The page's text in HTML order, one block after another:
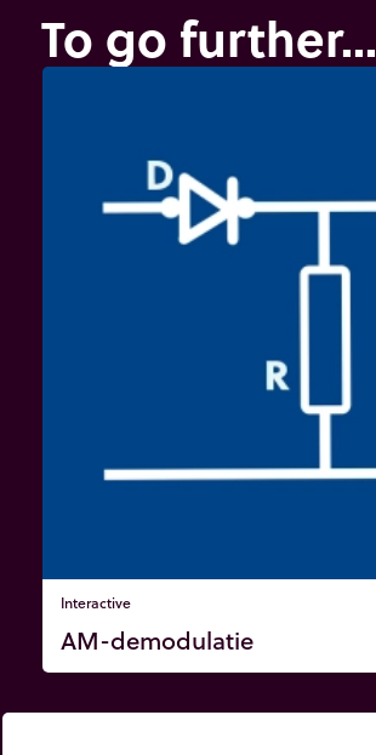
To go further...
Interactive
AM-demodulatie